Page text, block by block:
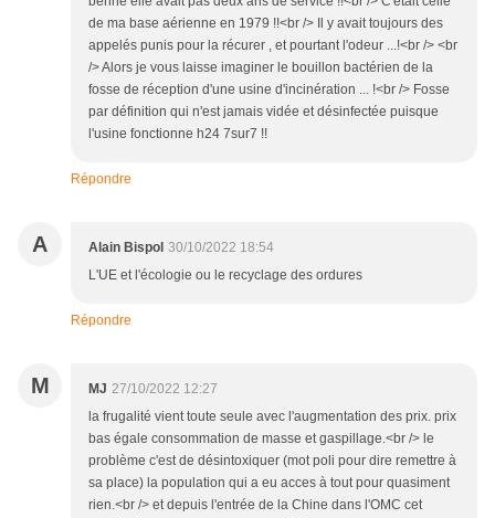
de ma base aérienne en 1979 !!<br /> Il y avait toujours des
appelés punis pour la récurer , et pourtant l'odeur ...!<br /> <br
/> Alors je vous laisse imaginer le bouillon bactérien de la
fosse de réception d'une usine d'incinération ... !<br /> Fosse
par définition qui n'est jamais vidée et désinfectée puisque
l'usine fonctionne h24 7sur7 !!
Répondre
A Alain Bispol 30/10/2022 18:54
L'UE et l'écologie ou le recyclage des ordures
Répondre
M MJ 27/10/2022 12:27
la frugalité vient toute seule avec l'augmentation des prix. prix
bas égale consommation de masse et gaspillage.<br /> le
problème c'est de désintoxiquer (mot poli pour dire remettre à
sa place) la population qui a eu acces à tout pour quasiment
rien.<br /> et depuis l'entrée de la Chine dans l'OMC cet